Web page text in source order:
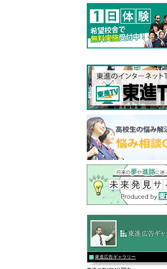
東進広告ギャラリー